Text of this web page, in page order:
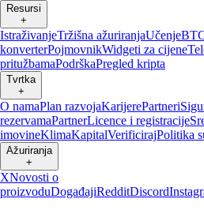
Resursi
+
IstraživanjeTržišna ažuriranjaUčenje
konverterPojmovnikWidgeti za cijene
pritužbamaPodrškaPregled kripta
Tvrtka
+
O namaPlan razvojaKarijerePartneri
rezervamaPartnerLicence i registracije
imovineKlimaKapitalVerificirajPolitika
Ažuriranja
+
XNovosti o
proizvoduDogađajiRedditDiscord